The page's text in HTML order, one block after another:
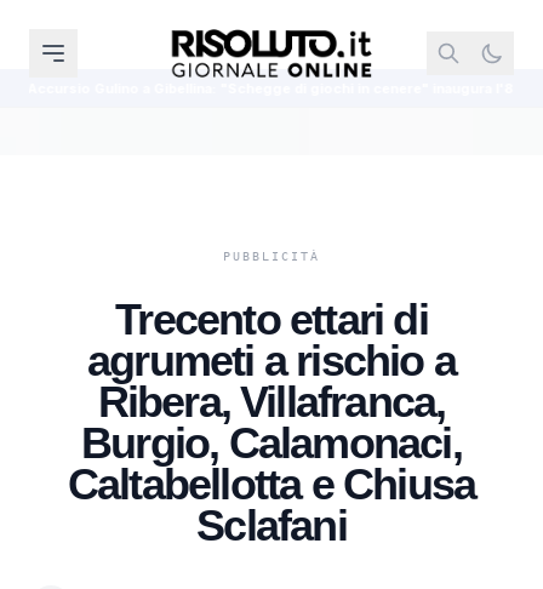
Trecento ettari di
agrumeti a rischio a
Ribera, Villafranca,
Burgio, Calamonaci,
Caltabellotta e Chiusa
Sclafani